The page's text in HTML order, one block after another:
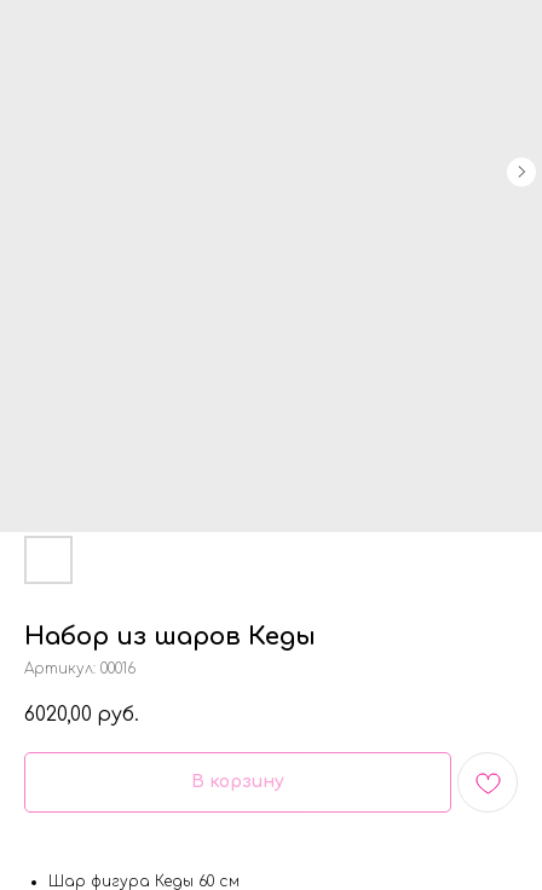
Набор из шаров Кеды
Артикул: 00016
6020,00 руб.
В корзину
Шар фигура Кеды 60 см